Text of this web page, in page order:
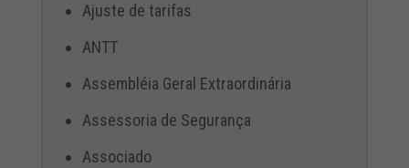
Ajuste de tarifas
ANTT
Assembléia Geral Extraordinária
Assessoria de Segurança
Associado